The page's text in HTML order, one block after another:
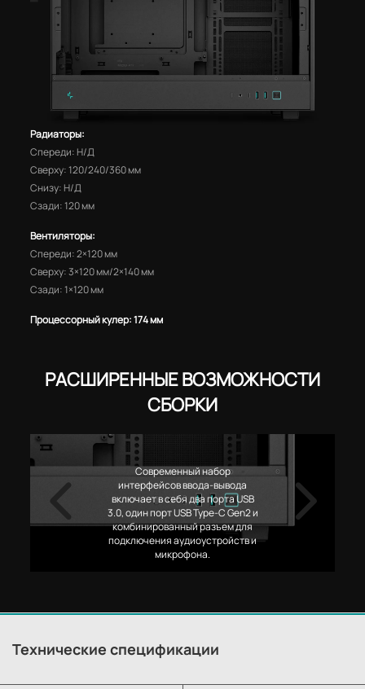
Радиаторы:
Спереди: Н/Д
Сверху: 120/240/360 мм
Снизу: Н/Д
Сзади: 120 мм
Вентиляторы:
Спереди: 2×120 мм
Сверху: 3×120 мм/2×140 мм
Сзади: 1×120 мм
Процессорный кулер: 174 мм
РАСШИРЕННЫЕ ВОЗМОЖНОСТИ
СБОРКИ
Современный набор
интерфейсов ввода-вывода
включает в себя два порта USB
3.0, один порт USB Type-C Gen2 и
комбинированный разъем для
подключения аудиоустройств и
микрофона.
Технические спецификации